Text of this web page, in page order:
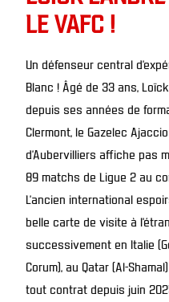
LE VAFC !
Un défenseur central
Blanc ! Âgé de 33 ans,
depuis ses années de
Clermont, le Gazelec
d’Aubervilliers affiche pas
89 matchs de Ligue 2 au
L’ancien international
belle carte de visite à
successivement en Italie
Corum), au Qatar (Al-
tout contrat depuis juin